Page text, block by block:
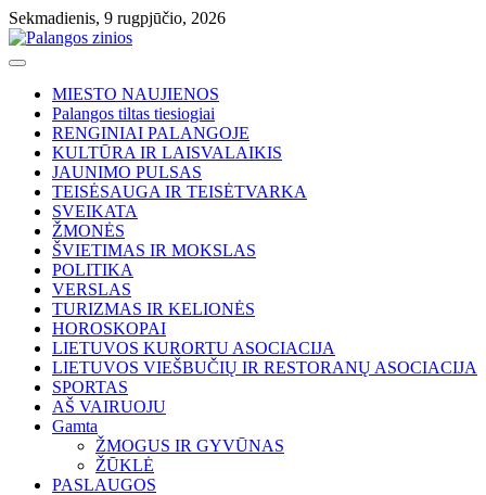
Skip
to
content
Sekmadienis, 9 rugpjūčio, 2026
MIESTO NAUJIENOS
Palangos tiltas tiesiogiai
RENGINIAI PALANGOJE
KULTŪRA IR LAISVALAIKIS
JAUNIMO PULSAS
TEISĖSAUGA IR TEISĖTVARKA
SVEIKATA
ŽMONĖS
ŠVIETIMAS IR MOKSLAS
POLITIKA
VERSLAS
TURIZMAS IR KELIONĖS
HOROSKOPAI
LIETUVOS KURORTU ASOCIACIJA
LIETUVOS VIEŠBUČIŲ IR RESTORANŲ ASOCIACIJA
SPORTAS
AŠ VAIRUOJU
Gamta
ŽMOGUS IR GYVŪNAS
ŽŪKLĖ
PASLAUGOS